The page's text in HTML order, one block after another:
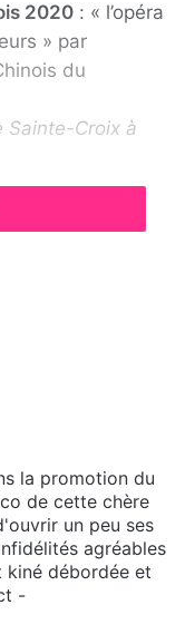
2020 : « l’opéra
» par
du
Sainte-Croix à
la langue
Partage
max.).
du Service
à Orléans
et d’un rat
la promotion du
de cette chère
un peu ses
agréables
kiné débordée et
-